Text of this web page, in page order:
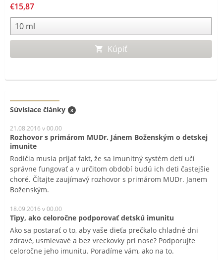
rovnováhy črevného mikrobiomu. Narušená rovnováha
prirodzeného mikrobiomu môže byť príčinou hnačky, kŕčov
či nadúvania. Navyše je obohatený o vitamín D3, ktorý
prispieva k správnej funkcii imunitného systému u detí a
podporuje normálny rast a vývoj kostí. Už od narodenia.
€15,87
Kúpiť
Súvisiace články 3
21.08.2016 v 00.00
Rozhovor s primárom MUDr. Jánem Boženským o detskej
imunite
Rodičia musia prijať fakt, že sa imunitný systém detí učí
správne fungovať a v určitom období budú ich deti častejšie
choré. Čítajte zaujímavý rozhovor s primárom MUDr. Janem
Boženským.
18.09.2016 v 00.00
Tipy, ako celoročne podporovať detskú imunitu
Ako sa postarať o to, aby vaše dieťa prečkalo chladné dni
zdravé, usmievavé a bez vreckovky pri nose? Podporujte
celoročne jeho imunitu. Poradíme vám, ako na to.